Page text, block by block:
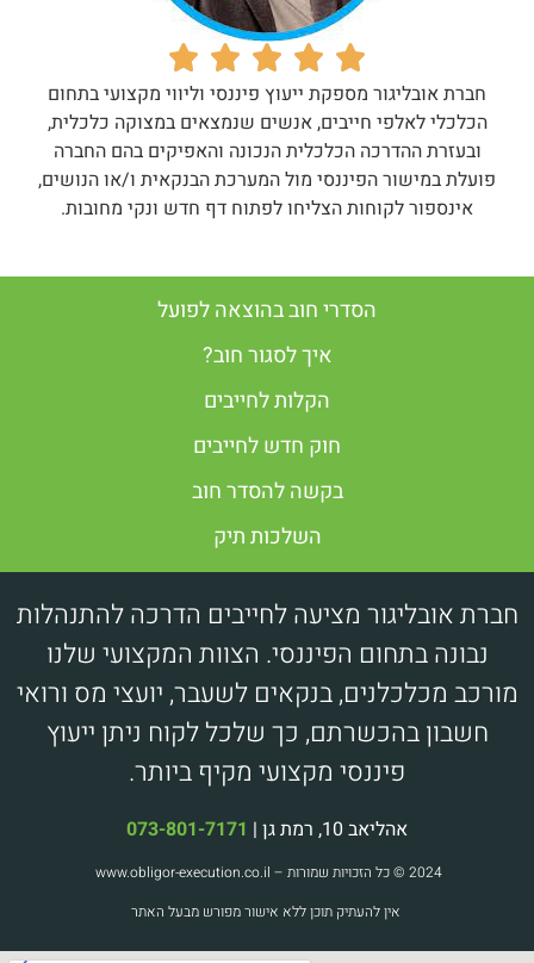
חברת אובליגור מספקת ייעוץ פיננסי וליווי מקצועי בתחום
הכלכלי לאלפי חייבים, אנשים שנמצאים במצוקה כלכלית,
ובעזרת ההדרכה הכלכלית הנכונה והאפיקים בהם החברה
פועלת במישור הפיננסי מול המערכת הבנקאית ו/או הנושים,
אינספור לקוחות הצליחו לפתוח דף חדש ונקי מחובות.
הסדרי חוב בהוצאה לפועל
איך לסגור חוב?
הקלות לחייבים
חוק חדש לחייבים
בקשה להסדר חוב
השלכות תיק
חברת אובליגור מציעה לחייבים הדרכה להתנהלות
נבונה בתחום הפיננסי. הצוות המקצועי שלנו
מורכב מכלכלנים, בנקאים לשעבר, יועצי מס ורואי
חשבון בהכשרתם, כך שלכל לקוח ניתן ייעוץ
פיננסי מקצועי מקיף ביותר.
אהליאב 10, רמת גן | 073-801-7171
2024 © כל הזכויות שמורות – www.obligor-execution.co.il
אין להעתיק תוכן ללא אישור מפורש מבעל האתר